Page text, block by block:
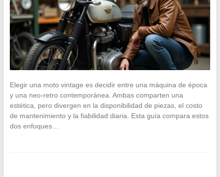
Elegir una moto vintage es decidir entre una máquina de época
y una neo-retro contemporánea. Ambas comparten una
estética, pero divergen en la disponibilidad de piezas, el costo
de mantenimiento y la fiabilidad diaria. Esta guía compara estos
dos enfoques…